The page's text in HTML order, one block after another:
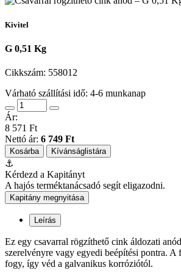
Kivitel
G 0,51 Kg
Cikkszám: 558012
Várható szállítási idő: 4-6 munkanap
Ár:
8 571 Ft
Nettó ár: 6 749 Ft
Kosárba Kívánságlistára
⚓
Kérdezd a Kapitányt
A hajós terméktanácsadó segít eligazodni.
Kapitány megnyitása
Leírás
Ez egy csavarral rögzíthető cink áldozati
szerelvényre vagy egyedi beépítési pontra. A
fogy, így véd a galvanikus korróziótól.